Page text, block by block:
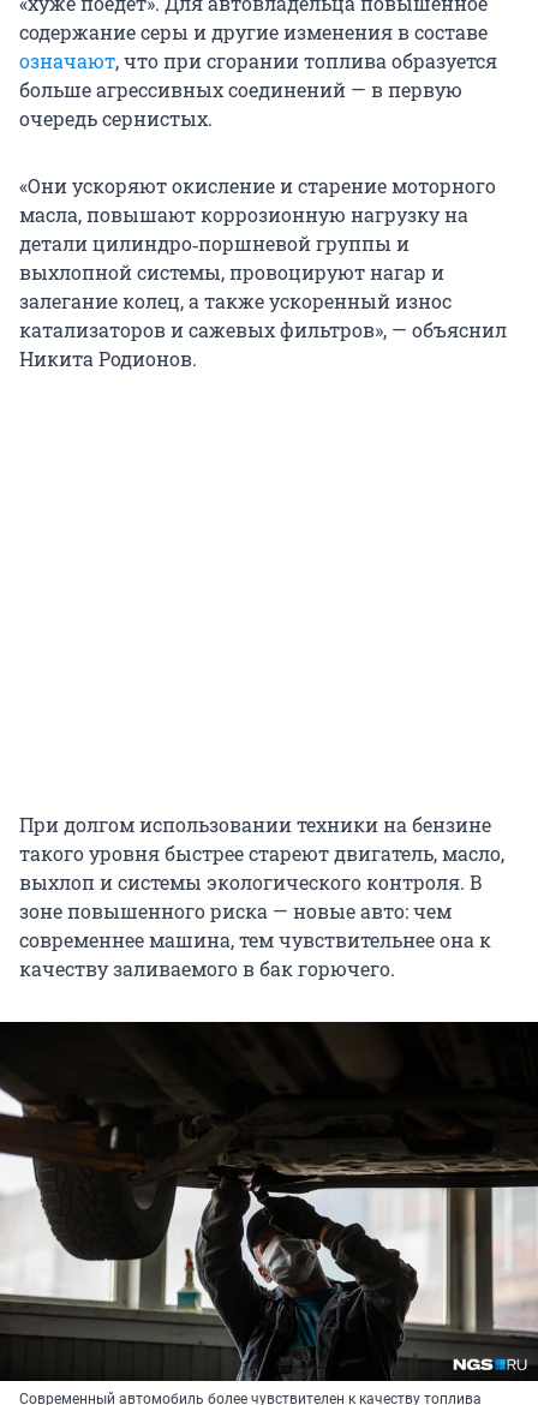
содержание серы и другие изменения в составе
означают, что при сгорании топлива образуется
больше агрессивных соединений — в первую
очередь сернистых.
«Они ускоряют окисление и старение моторного
масла, повышают коррозионную нагрузку на
детали цилиндро‑поршневой группы и
выхлопной системы, провоцируют нагар и
залегание колец, а также ускоренный износ
катализаторов и сажевых фильтров», — объяснил
Никита Родионов.
При долгом использовании техники на бензине
такого уровня быстрее стареют двигатель, масло,
выхлоп и системы экологического контроля. В
зоне повышенного риска — новые авто: чем
современнее машина, тем чувствительнее она к
качеству заливаемого в бак горючего.
Современный автомобиль более чувствителен к качеству топлива